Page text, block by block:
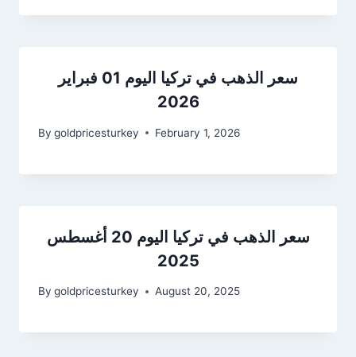
سعر الذهب في تركيا اليوم 01 فبراير
2026
By goldpricesturkey February 1, 2026
سعر الذهب في تركيا اليوم 20 أغسطس
2025
By goldpricesturkey August 20, 2025